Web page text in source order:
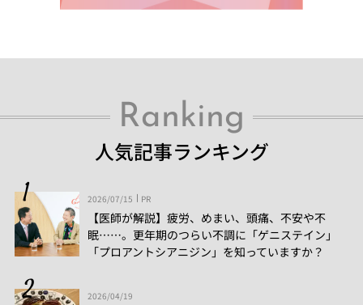
Ranking
人気記事ランキング
2026/07/15 PR
【医師が解説】疲労、めまい、頭痛、不安や不
眠……。更年期のつらい不調に「ゲニステイン」
「プロアントシアニジン」を知っていますか？
2026/04/19